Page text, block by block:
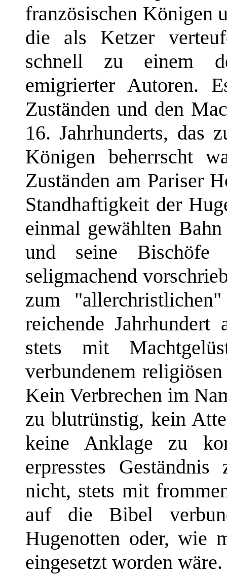
französischen Königen
die als Ketzer
schnell zu einem
emigrierter Autoren.
Zuständen und den
16. Jahrhunderts, das
Königen beherrscht
Zuständen am Pariser
Standhaftigkeit der
einmal gewählten
und seine
seligmachend
zum
reichende
stets mit
verbundenem
Kein Verbrechen im
zu blutrünstig, kein
keine Anklage zu
erpresstes
nicht, stets mit
auf die Bibel
Hugenotten oder, wie
eingesetzt worden wäre.